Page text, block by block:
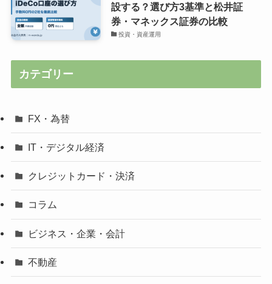
設する？選び方3基準と松井証
券・マネックス証券の比較
投資・資産運用
カテゴリー
FX・為替
IT・デジタル経済
クレジットカード・決済
コラム
ビジネス・企業・会計
不動産